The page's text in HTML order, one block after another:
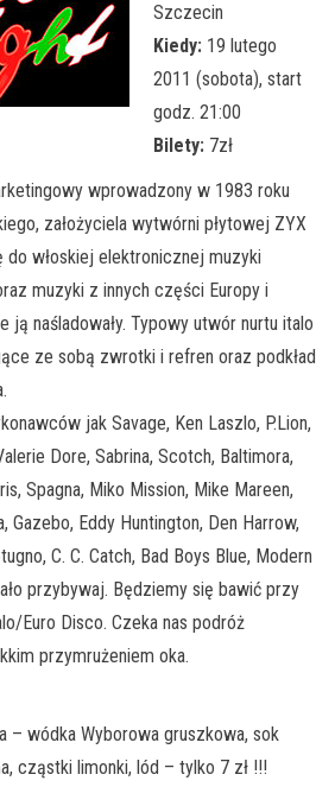
Szczecin
Kiedy: 19 lutego
2011 (sobota), start
godz. 21:00
Bilety: 7zł
wprowadzony w 1983 roku
założyciela wytwórni płytowej ZYX
do włoskiej elektronicznej muzyki
muzyki z innych części Europy i
ją naśladowały. Typowy utwór nurtu italo
ze sobą zwrotki i refren oraz podkład
jak Savage, Ken Laszlo, P.Lion,
Dore, Sabrina, Scotch, Baltimora,
Spagna, Miko Mission, Mike Mareen,
Gazebo, Eddy Huntington, Den Harrow,
C. C. Catch, Bad Boys Blue, Modern
przybywaj. Będziemy się bawić przy
Euro Disco. Czeka nas podróż
przymrużeniem oka.
– wódka Wyborowa gruszkowa, sok
cząstki limonki, lód – tylko 7 zł !!!